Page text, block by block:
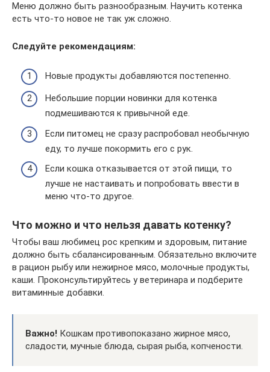
Меню должно быть разнообразным. Научить котенка
есть что-то новое не так уж сложно.
Следуйте рекомендациям:
Новые продукты добавляются постепенно.
Небольшие порции новинки для котенка
подмешиваются к привычной еде.
Если питомец не сразу распробовал необычную
еду, то лучше покормить его с рук.
Если кошка отказывается от этой пищи, то
лучше не настаивать и попробовать ввести в
меню что-то другое.
Что можно и что нельзя давать котенку?
Чтобы ваш любимец рос крепким и здоровым, питание
должно быть сбалансированным. Обязательно включите
в рацион рыбу или нежирное мясо, молочные продукты,
каши. Проконсультируйтесь у ветеринара и подберите
витаминные добавки.
Важно! Кошкам противопоказано жирное мясо,
сладости, мучные блюда, сырая рыба, копчености.